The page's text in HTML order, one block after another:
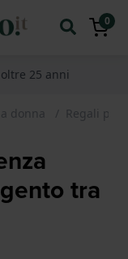
0
25 anni
donna Regali per
tra